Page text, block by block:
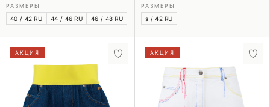
РАЗМЕРЫ
40 / 42 RU 44 / 46 RU 46 / 48 RU
РАЗМЕРЫ
s / 42 RU
АКЦИЯ АКЦИЯ